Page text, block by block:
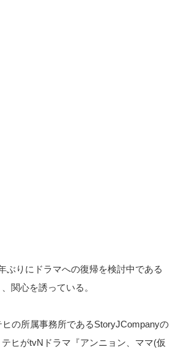
ぶりにドラマへの復帰を検討中である
関心を誘っている。
の所属事務所であるStoryJCompanyの
ヒがtvNドラマ『アンニョン、ママ(仮